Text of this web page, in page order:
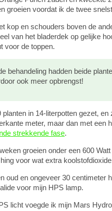
groeien voordat ik de twee
kop en schouders boven de
van het bladerdek op gelijke
voor de toppen.
behandeling hadden beide
ook meer opbrengst!
planten in 14-literpotten gezet,
meter, maar dan met een
strekkende fase.
groeien onder een 600
voor wat extra
oud en ongeveer 30 centimeter
voor mijn HPS lamp.
licht voegde ik mijn Mars